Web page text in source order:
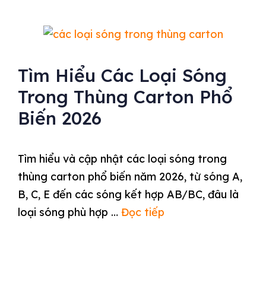
Tìm Hiểu Các Loại Sóng
Trong Thùng Carton Phổ
Biến 2026
Tìm hiểu và cập nhật các loại sóng trong
thùng carton phổ biến năm 2026, từ sóng A,
B, C, E đến các sóng kết hợp AB/BC, đâu là
loại sóng phù hợp … Đọc tiếp